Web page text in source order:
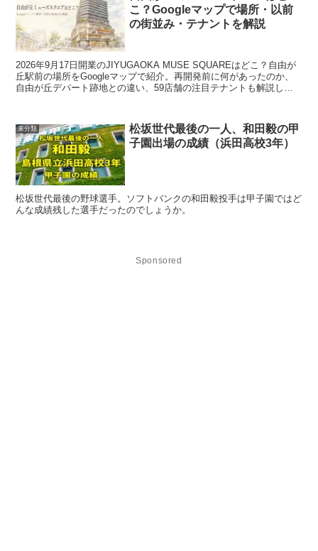
こ？Googleマップで場所・以前
の街並み・テナントを解説
2026年9月17日開業のJIYUGAOKA MUSE SQUAREはどこ？自由が
丘駅前の場所をGoogleマップで紹介。再開発前に何があったのか、
自由が丘デパート跡地との違い、59店舗の注目テナントも解説しま
未分類
松坂世代最後の一人、和田毅の甲
子園出場の成績（浜田高校3年）
松坂世代最後の野球選手。ソフトバンクの和田毅投手は甲子園ではど
んな成績残した選手だったのでしょうか。